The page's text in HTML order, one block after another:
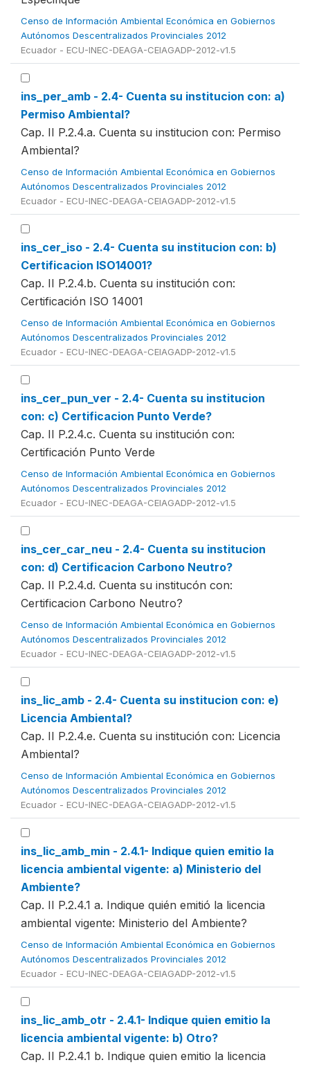
Censo de Información Ambiental Económica en Gobiernos
Autónomos Descentralizados Provinciales 2012
Ecuador - ECU-INEC-DEAGA-CEIAGADP-2012-v1.5
ins_per_amb - 2.4- Cuenta su institucion con: a)
Permiso Ambiental?
Cap. II P.2.4.a. Cuenta su institucion con: Permiso
Ambiental?
Censo de Información Ambiental Económica en Gobiernos
Autónomos Descentralizados Provinciales 2012
Ecuador - ECU-INEC-DEAGA-CEIAGADP-2012-v1.5
ins_cer_iso - 2.4- Cuenta su institucion con: b)
Certificacion ISO14001?
Cap. II P.2.4.b. Cuenta su institución con:
Certificación ISO 14001
Censo de Información Ambiental Económica en Gobiernos
Autónomos Descentralizados Provinciales 2012
Ecuador - ECU-INEC-DEAGA-CEIAGADP-2012-v1.5
ins_cer_pun_ver - 2.4- Cuenta su institucion
con: c) Certificacion Punto Verde?
Cap. II P.2.4.c. Cuenta su institución con:
Certificación Punto Verde
Censo de Información Ambiental Económica en Gobiernos
Autónomos Descentralizados Provinciales 2012
Ecuador - ECU-INEC-DEAGA-CEIAGADP-2012-v1.5
ins_cer_car_neu - 2.4- Cuenta su institucion
con: d) Certificacion Carbono Neutro?
Cap. II P.2.4.d. Cuenta su institucón con:
Certificacion Carbono Neutro?
Censo de Información Ambiental Económica en Gobiernos
Autónomos Descentralizados Provinciales 2012
Ecuador - ECU-INEC-DEAGA-CEIAGADP-2012-v1.5
ins_lic_amb - 2.4- Cuenta su institucion con: e)
Licencia Ambiental?
Cap. II P.2.4.e. Cuenta su institución con: Licencia
Ambiental?
Censo de Información Ambiental Económica en Gobiernos
Autónomos Descentralizados Provinciales 2012
Ecuador - ECU-INEC-DEAGA-CEIAGADP-2012-v1.5
ins_lic_amb_min - 2.4.1- Indique quien emitio la
licencia ambiental vigente: a) Ministerio del
Ambiente?
Cap. II P.2.4.1 a. Indique quién emitió la licencia
ambiental vigente: Ministerio del Ambiente?
Censo de Información Ambiental Económica en Gobiernos
Autónomos Descentralizados Provinciales 2012
Ecuador - ECU-INEC-DEAGA-CEIAGADP-2012-v1.5
ins_lic_amb_otr - 2.4.1- Indique quien emitio la
licencia ambiental vigente: b) Otro?
Cap. II P.2.4.1 b. Indique quien emitio la licencia